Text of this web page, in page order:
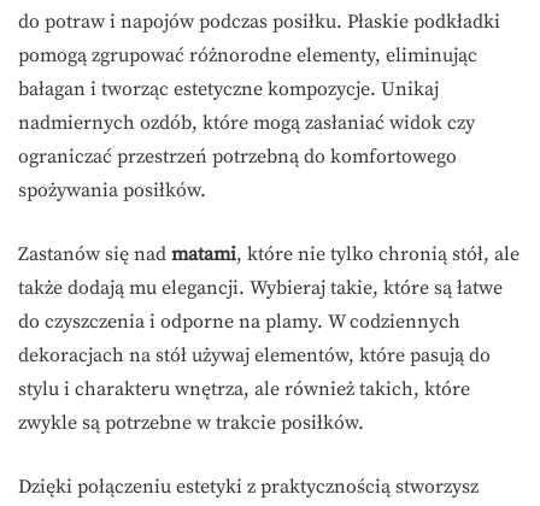
do potraw i napojów podczas posiłku. Płaskie podkładki
pomogą zgrupować różnorodne elementy, eliminując
bałagan i tworząc estetyczne kompozycje. Unikaj
nadmiernych ozdób, które mogą zasłaniać widok czy
ograniczać przestrzeń potrzebną do komfortowego
spożywania posiłków.
Zastanów się nad matami, które nie tylko chronią stół, ale
także dodają mu elegancji. Wybieraj takie, które są łatwe
do czyszczenia i odporne na plamy. W codziennych
dekoracjach na stół używaj elementów, które pasują do
stylu i charakteru wnętrza, ale również takich, które
zwykle są potrzebne w trakcie posiłków.
Dzięki połączeniu estetyki z praktycznością stworzysz